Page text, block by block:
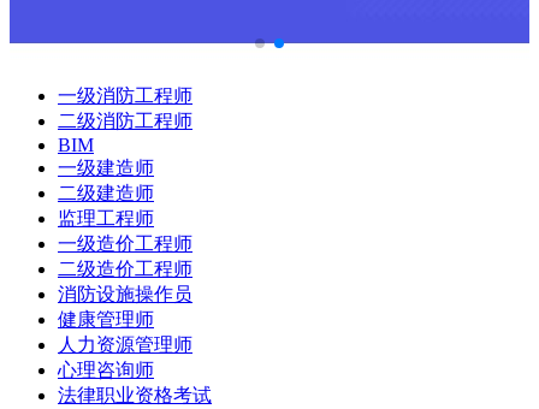
一级消防工程师
二级消防工程师
BIM
一级建造师
二级建造师
监理工程师
一级造价工程师
二级造价工程师
消防设施操作员
健康管理师
人力资源管理师
心理咨询师
法律职业资格考试